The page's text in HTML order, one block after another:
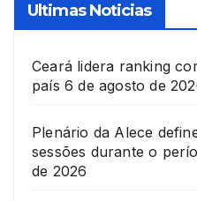
Ultimas Noticias
Ceará lidera ranking
país 6 de agosto de
Plenário da Alece
sessões durante o
de 2026